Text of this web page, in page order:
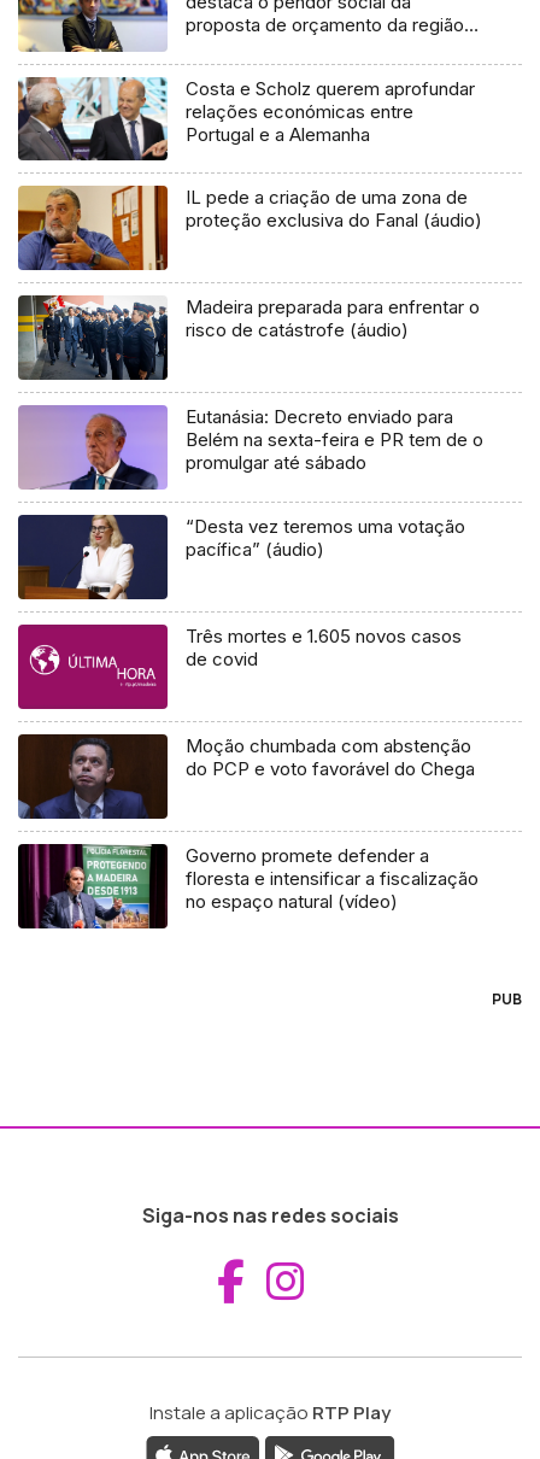
proposta de orçamento da região
Costa e Scholz querem aprofundar
relações económicas entre
Portugal e a Alemanha
IL pede a criação de uma zona de
proteção exclusiva do Fanal (áudio)
Madeira preparada para enfrentar o
risco de catástrofe (áudio)
Eutanásia: Decreto enviado para
Belém na sexta-feira e PR tem de o
promulgar até sábado
“Desta vez teremos uma votação
pacífica” (áudio)
Três mortes e 1.605 novos casos
de covid
Moção chumbada com abstenção
do PCP e voto favorável do Chega
Governo promete defender a
floresta e intensificar a fiscalização
no espaço natural (vídeo)
PUB
Siga-nos nas redes sociais
Aceder ao
Instale a aplicação RTP Play